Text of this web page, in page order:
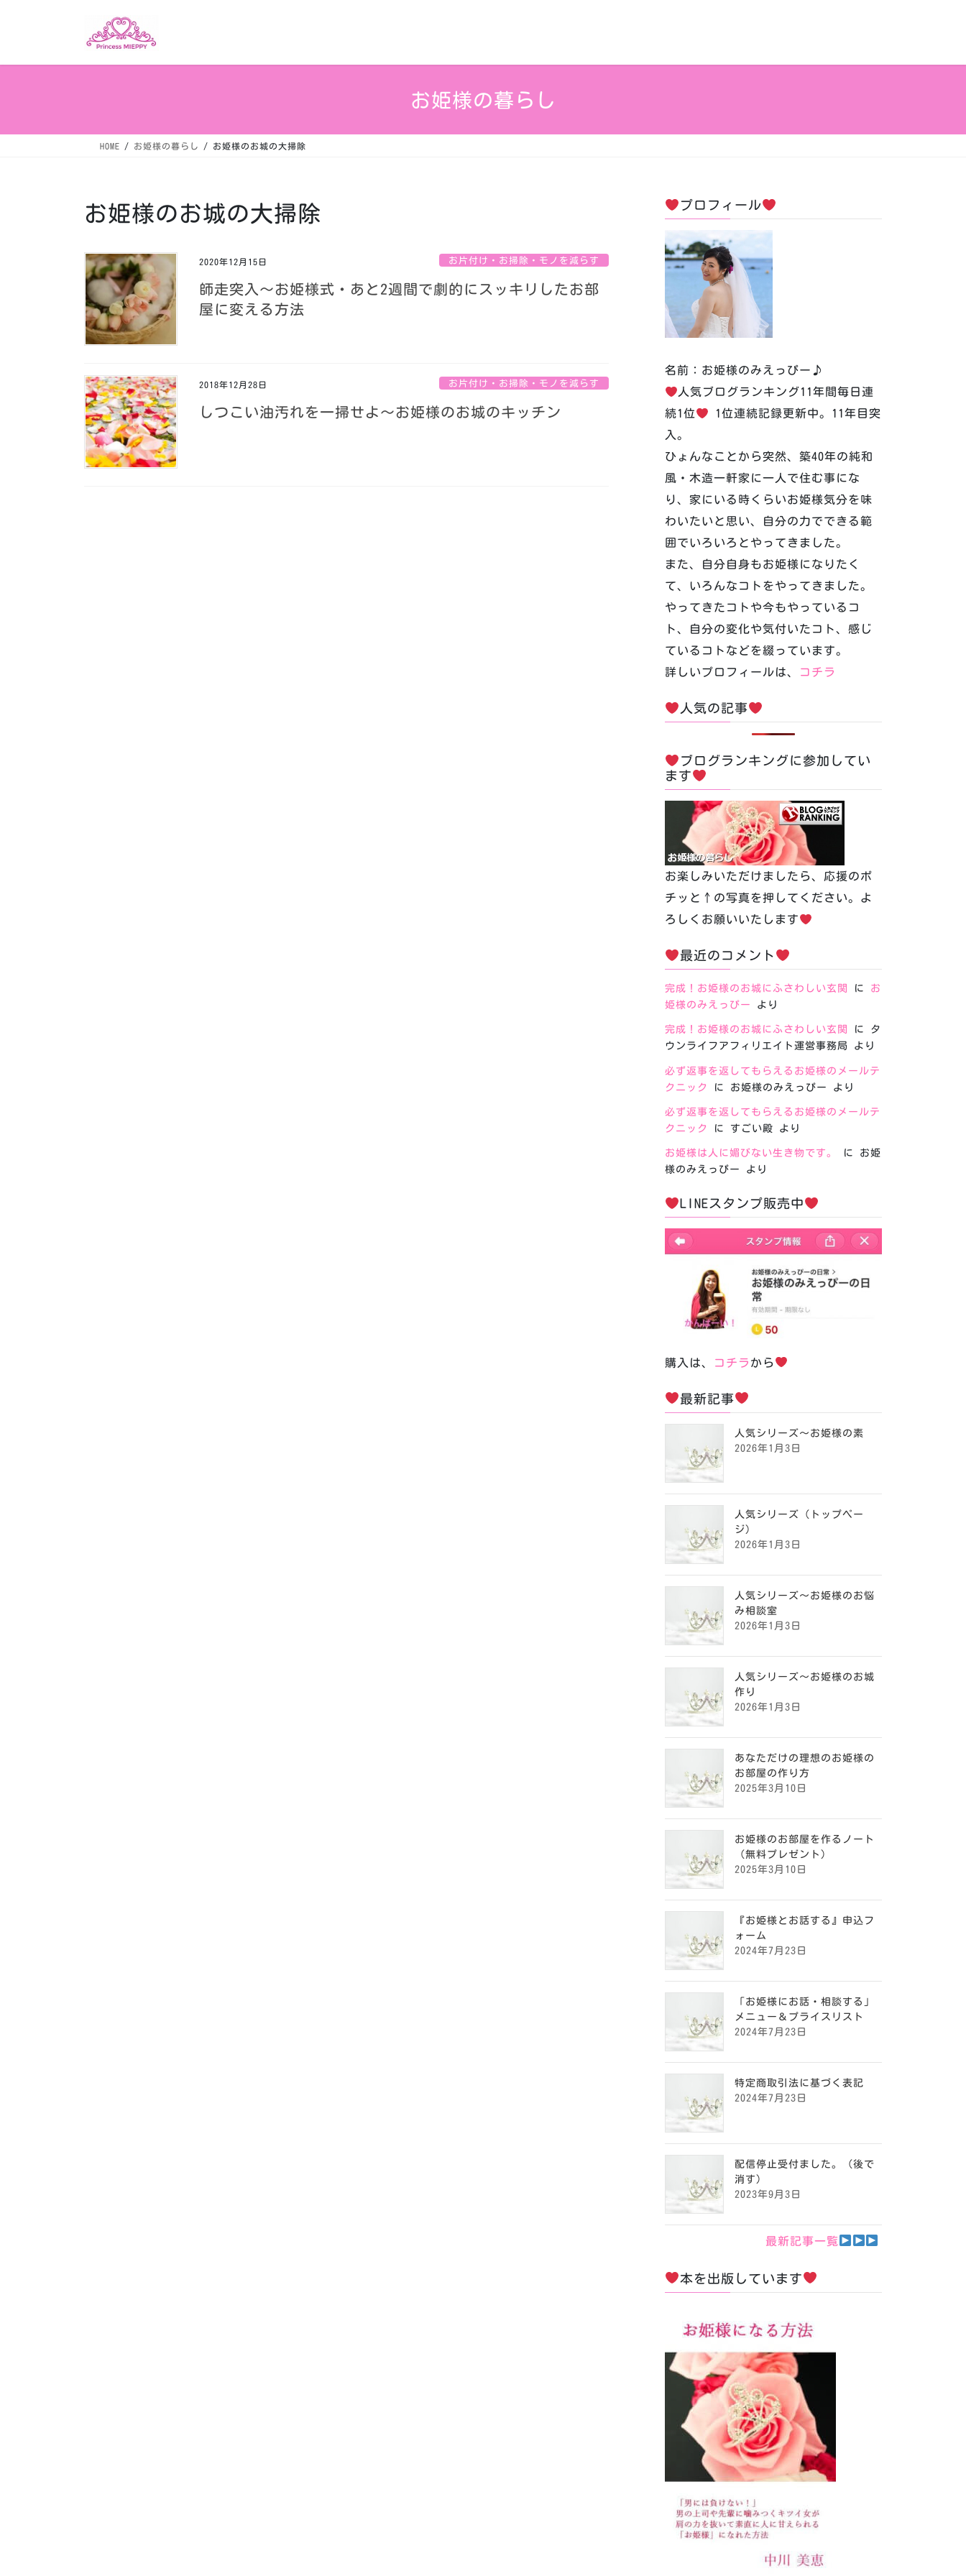
お姫様の暮らし
HOME お姫様の暮らし お姫様のお城の大掃除
お姫様のお城の大掃除
2020年12月15日 お片付け・お掃除・モノを減らす
師走突入〜お姫様式・あと2週間で劇的にスッキリしたお部
屋に変える方法
2018年12月28日 お片付け・お掃除・モノを減らす
しつこい油汚れを一掃せよ〜お姫様のお城のキッチン
プロフィール
名前：お姫様のみえっぴー♪
人気ブログランキング11年間毎日連
続1位
1位連続記録更新中。11年目突
入。
ひょんなことから突然、築40年の純和
風・木造一軒家に一人で住む事にな
り、家にいる時くらいお姫様気分を味
わいたいと思い、自分の力でできる範
囲でいろいろとやってきました。
また、自分自身もお姫様になりたく
て、いろんなコトをやってきました。
やってきたコトや今もやっているコ
ト、自分の変化や気付いたコト、感じ
ているコトなどを綴っています。
詳しいプロフィールは、
コチラ
人気の記事
ブログランキングに参加してい
ます
お楽しみいただけましたら、応援のポ
チッと↑の写真を押してください。よ
ろしくお願いいたします
最近のコメント
完成！お姫様のお城にふさわしい玄関 に お
姫様のみえっぴー
より
完成！お姫様のお城にふさわしい玄関 に タ
ウンライフアフィリエイト運営事務局
より
必ず返事を返してもらえるお姫様のメールテ
クニック
に お姫様のみえっぴー より
必ず返事を返してもらえるお姫様のメールテ
クニック
に すごい殿 より
お姫様は人に媚びない生き物です。 に お姫
様のみえっぴー
より
LINEスタンプ販売中
購入は、 コチラ から
最新記事
人気シリーズ～お姫様の素
2026年1月3日
人気シリーズ（トップペー
ジ）
2026年1月3日
人気シリーズ～お姫様のお悩
み相談室
2026年1月3日
人気シリーズ～お姫様のお城
作り
2026年1月3日
あなただけの理想のお姫様の
お部屋の作り方
2025年3月10日
お姫様のお部屋を作るノート
（無料プレゼント）
2025年3月10日
『お姫様とお話する』申込フ
ォーム
2024年7月23日
「お姫様にお話・相談する」
メニュー＆プライスリスト
2024年7月23日
特定商取引法に基づく表記
2024年7月23日
配信停止受付ました。（後で
消す）
2023年9月3日
最新記事一覧
本を出版しています